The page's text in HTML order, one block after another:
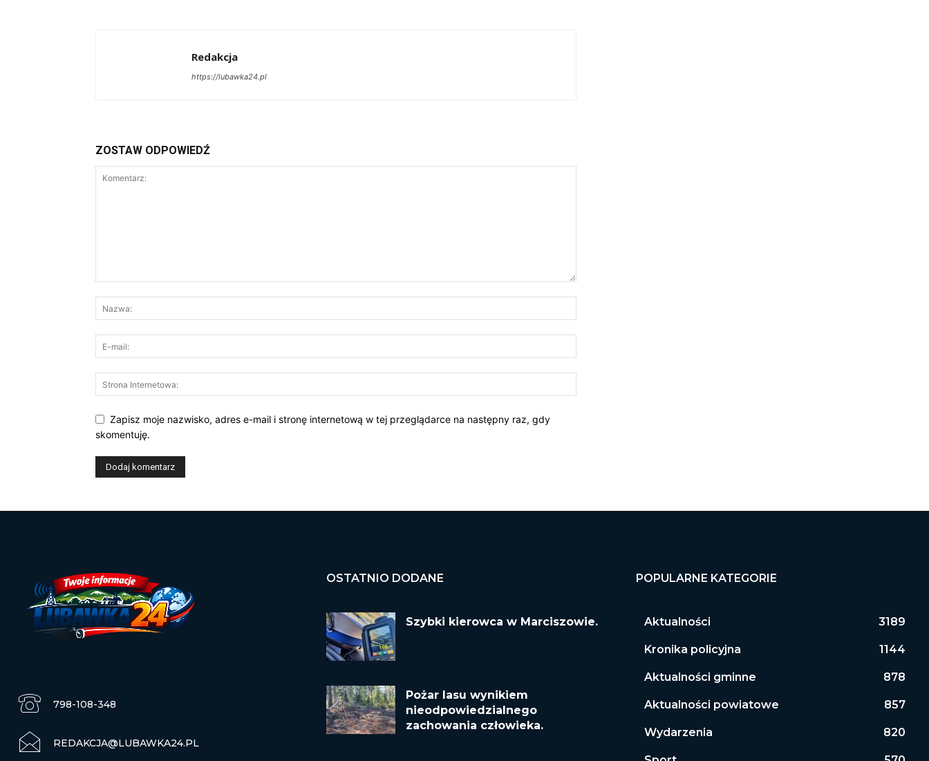
Redakcja
https://lubawka24.pl
ZOSTAW ODPOWIEDŹ
Zapisz moje nazwisko, adres e-mail i stronę internetową w tej przeglądarce na następny raz, gdy
skomentuję.
798-108-348
REDAKCJA@LUBAWKA24.PL
OSTATNIO DODANE
Szybki kierowca w Marciszowie.
Pożar lasu wynikiem
nieodpowiedzialnego
zachowania człowieka.
POPULARNE KATEGORIE
Aktualności 3189
Kronika policyjna 1144
Aktualności gminne 878
Aktualności powiatowe 857
Wydarzenia 820